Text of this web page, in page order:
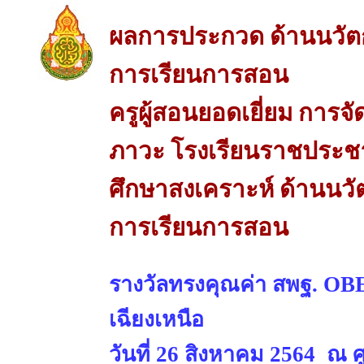
ผลการประกวด ด้านนวั
การเรียนการสอน
ครูผู้สอนยอดเยี่ยม การจั
ภาวะ โรงเรียนราชประ
ศึกษาสงเคราะห์ ด้านนวั
การเรียนการสอน
รางวัลทรงคุณค่า สพฐ.
เฉียงเหนือ
วันที่ 26 สิงหาคม 2564 ณ